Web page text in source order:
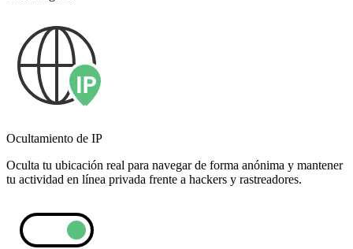
Ocultamiento de IP
Oculta tu ubicación real para navegar de forma anónima y mantener
tu actividad en línea privada frente a hackers y rastreadores.